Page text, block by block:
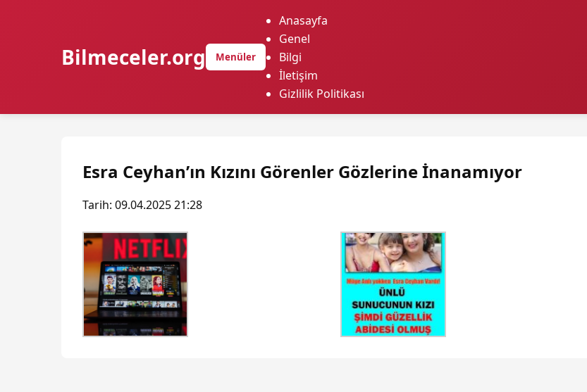
Bilmeceler.org Menüler
Anasayfa
Genel
Bilgi
İletişim
Gizlilik Politikası
Esra Ceyhan’ın Kızını Görenler Gözlerine İnanamıyor
Tarih: 09.04.2025 21:28